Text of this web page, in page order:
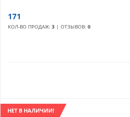
171
КОЛ-ВО ПРОДАЖ: 3 | ОТЗЫВОВ: 0
НЕТ В НАЛИЧИИ!